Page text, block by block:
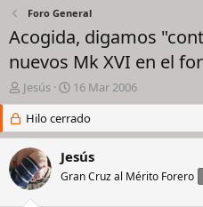
Foro General
Acogida, digamos
nuevos Mk XVI en el
I
n
c
i
a
d
o
Jesús
F
e
c
h
d
e
16 Mar 2006
Hilo cerrado
Jesús
Gran Cruz al Mérito Forero